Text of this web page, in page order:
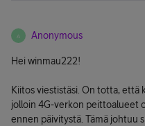
A Anonymous
Hei winmau222!
Kiitos viestistäsi. On totta,
jolloin 4G-verkon peittoalueet
ennen päivitystä. Tämä johtuu